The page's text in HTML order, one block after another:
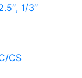
1/3″
CS